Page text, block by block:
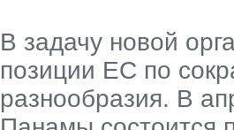
В задачу новой
позиции ЕС по
разнообразия. В